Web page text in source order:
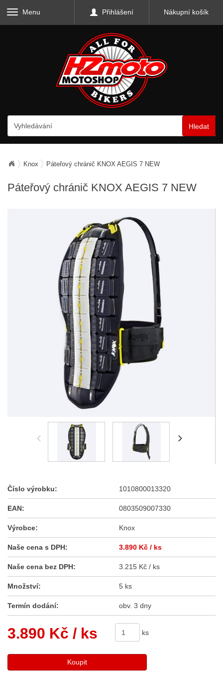
Menu Přihlášení Nákupní košík
Hledat
Knox Páteřový chránič KNOX AEGIS 7 NEW
Páteřový chránič KNOX AEGIS 7 NEW
Číslo výrobku: 1010800013320
EAN: 0803509007330
Výrobce: Knox
Naše cena s DPH: 3.890 Kč / ks
Naše cena bez DPH: 3.215 Kč / ks
Množství: 5 ks
Termín dodání: obv. 3 dny
3.890 Kč / ks ks
Koupit